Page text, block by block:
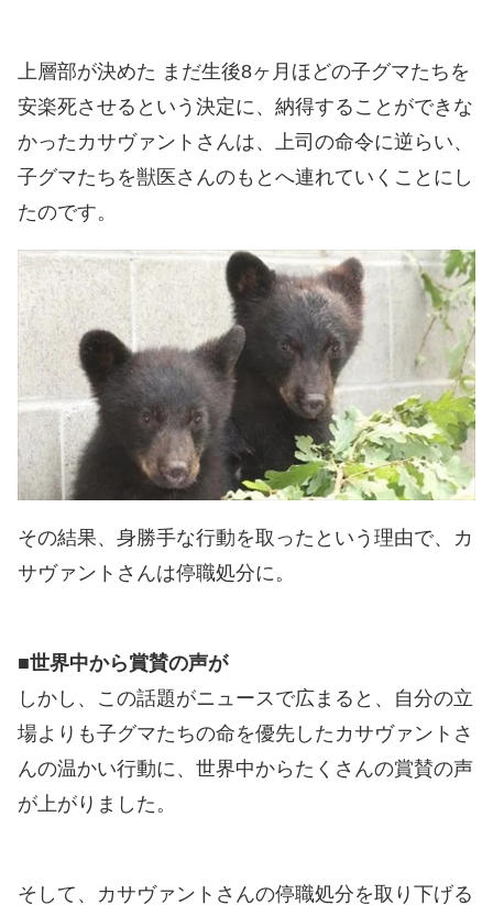
上層部が決めた まだ生後8ヶ月ほどの子グマたちを
安楽死させるという決定に、納得することができな
かったカサヴァントさんは、上司の命令に逆らい、
子グマたちを獣医さんのもとへ連れていくことにし
たのです。
その結果、身勝手な行動を取ったという理由で、カ
サヴァントさんは停職処分に。
■世界中から賞賛の声が
しかし、この話題がニュースで広まると、自分の立
場よりも子グマたちの命を優先したカサヴァントさ
んの温かい行動に、世界中からたくさんの賞賛の声
が上がりました。
そして、カサヴァントさんの停職処分を取り下げる